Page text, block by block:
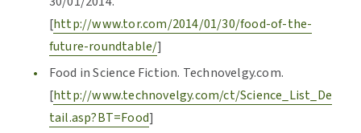
[http://www.tor.com/2014/01/30/food-of-the-
future-roundtable/]
Food in Science Fiction. Technovelgy.com.
[http://www.technovelgy.com/ct/Science_List_De
tail.asp?BT=Food]